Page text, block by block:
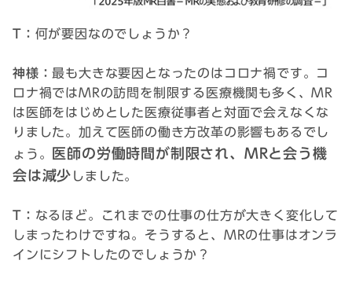
T： 何が要因なのでしょうか？
神様：最も大きな要因となったのはコロナ禍です。コ
ロナ禍ではMRの訪問を制限する医療機関も多く、MR
は医師をはじめとした医療従事者と対面で会えなくな
りました。加えて医師の働き方改革の影響もあるでし
ょう。
医師の労働時間が制限され、MRと会う機
会は減少 しました。
T： なるほど。これまでの仕事の仕方が大きく変化して
しまったわけですね。そうすると、MRの仕事はオンラ
インにシフトしたのでしょうか？